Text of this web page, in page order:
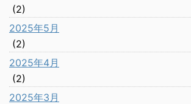
(2)
2025年5月
(2)
2025年4月
(2)
2025年3月